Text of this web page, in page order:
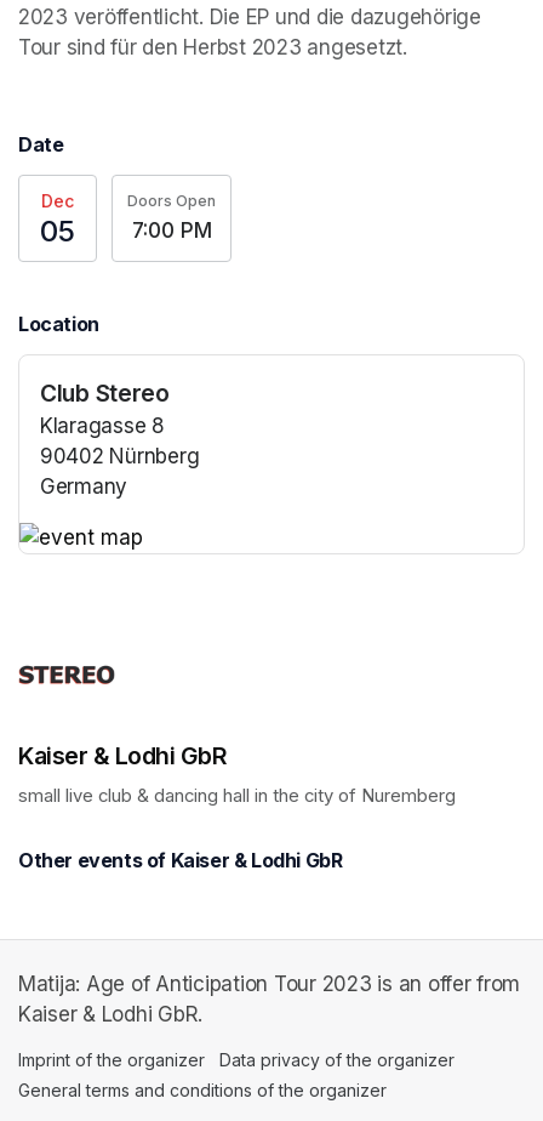
2023 veröffentlicht. Die EP und die dazugehörige
Tour sind für den Herbst 2023 angesetzt.
Date
Dec
05
Doors Open
7:00 PM
Location
Club Stereo
Klaragasse 8
90402 Nürnberg
Germany
Kaiser & Lodhi GbR
small live club & dancing hall in the city of Nuremberg
Other events of Kaiser & Lodhi GbR
Matija: Age of Anticipation Tour 2023 is an offer from
Kaiser & Lodhi GbR.
Imprint of the organizer (opens in a new tab)
Data privacy of the organizer
General terms and conditions of the organizer